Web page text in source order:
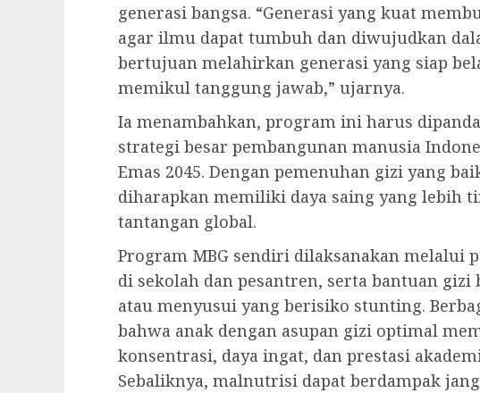
generasi bangsa. “Generasi yang kuat
agar ilmu dapat tumbuh dan diwujudkan
bertujuan melahirkan generasi yang siap
memikul tanggung jawab,” ujarnya.
Ia menambahkan, program ini harus
strategi besar pembangunan manusia
Emas 2045. Dengan pemenuhan gizi yang
diharapkan memiliki daya saing yang lebih
tantangan global.
Program MBG sendiri dilaksanakan melalui
di sekolah dan pesantren, serta bantuan
atau menyusui yang berisiko stunting.
bahwa anak dengan asupan gizi optimal
konsentrasi, daya ingat, dan prestasi
Sebaliknya, malnutrisi dapat berdampak